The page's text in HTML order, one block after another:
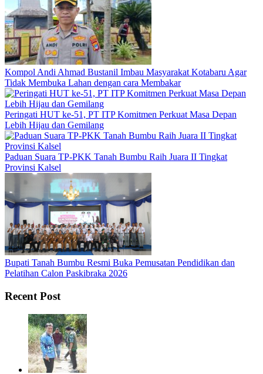
Kompol Andi Ahmad Bustanil Imbau Masyarakat Kotabaru Agar
Tidak Membuka Lahan dengan cara Membakar
Peringati HUT ke-51, PT ITP Komitmen Perkuat Masa Depan
Lebih Hijau dan Gemilang
Paduan Suara TP-PKK Tanah Bumbu Raih Juara II Tingkat
Provinsi Kalsel
Bupati Tanah Bumbu Resmi Buka Pemusatan Pendidikan dan
Pelatihan Calon Paskibraka 2026
Recent Post